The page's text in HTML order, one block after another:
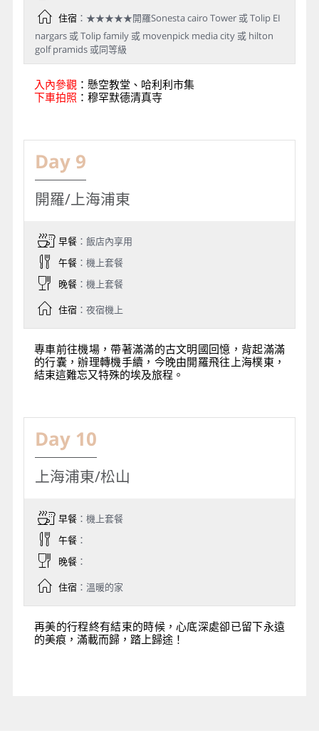
住宿：★★★★★開羅Sonesta cairo Tower 或 Tolip EI
nargars 或 Tolip family 或 movenpick media city 或 hilton
golf pramids 或同等級
入內參觀 ：懸空教堂、哈利利市集
下車拍照 ：穆罕默德清真寺
Day 9
開羅/上海浦東
早餐：飯店內享用
午餐：機上套餐
晚餐：機上套餐
住宿：夜宿機上
專車前往機場，帶著滿滿的古文明國回憶，背起滿滿
的行囊，辦理轉機手續，今晚由開羅飛往上海樸東，
結束這難忘又特殊的埃及旅程。
Day 10
上海浦東/松山
早餐：機上套餐
午餐：
晚餐：
住宿：溫暖的家
再美的行程終有結束的時候，心底深處卻已留下永遠
的美痕，滿載而歸，踏上歸途！